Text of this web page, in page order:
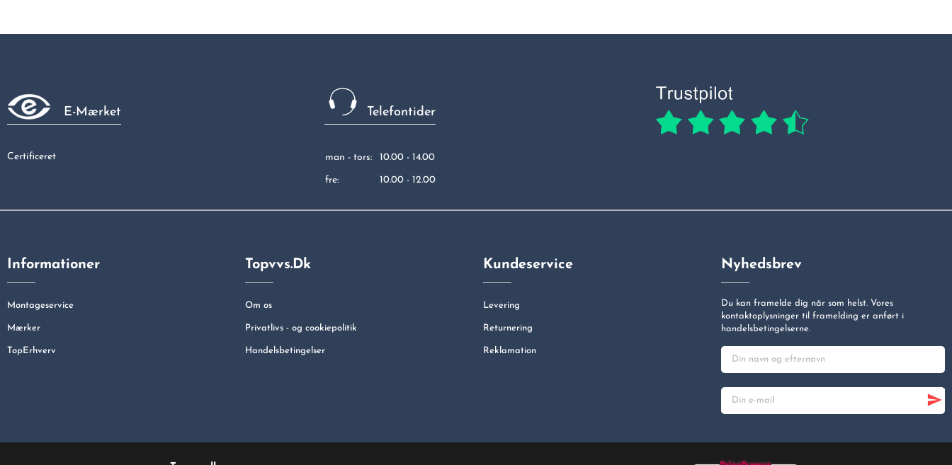
E-Mærket
Certificeret
Telefontider
man - tors: 10.00 - 14.00
fre: 10.00 - 12.00
Informationer
Montageservice
Mærker
TopErhverv
Topvvs.dk
Om os
Privatlivs - og cookiepolitik
Handelsbetingelser
Kundeservice
Levering
Returnering
Reklamation
Nyhedsbrev
Du kan framelde dig når som helst. Vores
kontaktoplysninger til framelding er anført i
handelsbetingelserne.